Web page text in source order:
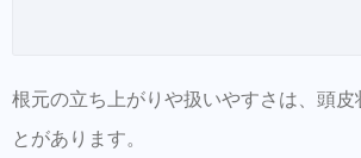
根元の立ち上がりや扱いやすさは、頭皮
とがあります。